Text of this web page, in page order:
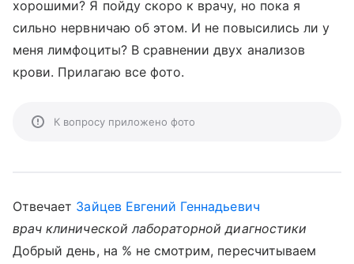
хорошими? Я пойду скоро к врачу, но пока я
сильно нервничаю об этом. И не повысились ли у
меня лимфоциты? В сравнении двух анализов
крови. Прилагаю все фото.
К вопросу приложено фото
Отвечает Зайцев Евгений Геннадьевич
врач клинической лабораторной диагностики
Добрый день, на % не смотрим, пересчитываем